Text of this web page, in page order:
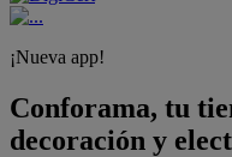
¡Nueva app!
Conforama, tu
decoración y